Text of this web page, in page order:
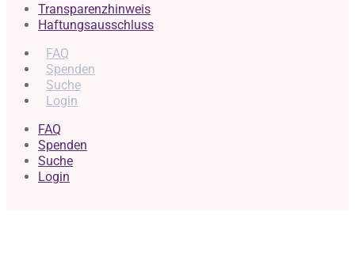
Transparenzhinweis
Haftungsausschluss
FAQ
Spenden
Suche
Login
FAQ
Spenden
Suche
Login